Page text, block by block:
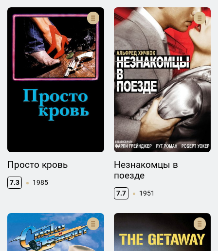
Просто кровь
7.3 1985
Незнакомцы в
поезде
7.7 1951